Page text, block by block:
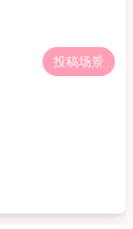
投稿场景